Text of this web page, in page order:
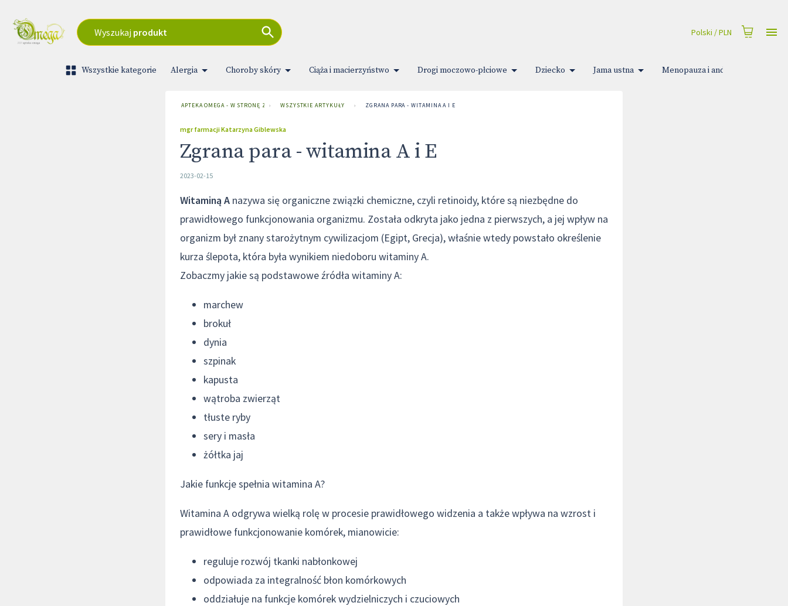
Wyszukaj produkt Polski /PLN
Wszystkie kategorie Alergia Choroby skóry Ciąża i macierzyństwo Drogi moczowo-płciowe Dziecko Jama ustna Menopauza i andropauza
APTEKA OMEGA - W STRONĘ ZDROWIA
› WSZYSTKIE ARTYKUŁY › ZGRANA PARA - WITAMINA A I E
mgr farmacji Katarzyna Giblewska
Zgrana para - witamina A i E
2023-02-15
Witaminą A nazywa się organiczne związki chemiczne, czyli retinoidy, które są niezbędne do
prawidłowego funkcjonowania organizmu. Została odkryta jako jedna z pierwszych, a jej wpływ na
organizm był znany starożytnym cywilizacjom (Egipt, Grecja), właśnie wtedy powstało określenie
kurza ślepota, która była wynikiem niedoboru witaminy A.
Zobaczmy jakie są podstawowe źródła witaminy A:
marchew
brokuł
dynia
szpinak
kapusta
wątroba zwierząt
tłuste ryby
sery i masła
żółtka jaj
Jakie funkcje spełnia witamina A?
Witamina A odgrywa wielką rolę w procesie prawidłowego widzenia a także wpływa na wzrost i
prawidłowe funkcjonowanie komórek, mianowicie:
reguluje rozwój tkanki nabłonkowej
odpowiada za integralność błon komórkowych
oddziałuje na funkcje komórek wydzielniczych i czuciowych